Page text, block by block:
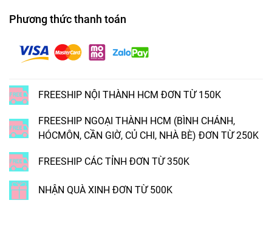
Phương thức thanh toán
FREESHIP NỘI THÀNH HCM ĐƠN TỪ 150K
FREESHIP NGOẠI THÀNH HCM (BÌNH CHÁNH,
HÓCMÔN, CẦN GIỜ, CỦ CHI, NHÀ BÈ) ĐƠN TỪ 250K
FREESHIP CÁC TỈNH ĐƠN TỪ 350K
NHẬN QUÀ XINH ĐƠN TỪ 500K